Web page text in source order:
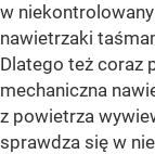
w
nawietrzaki
Dlatego też coraz
mechaniczna
z powietrza
sprawdza się w